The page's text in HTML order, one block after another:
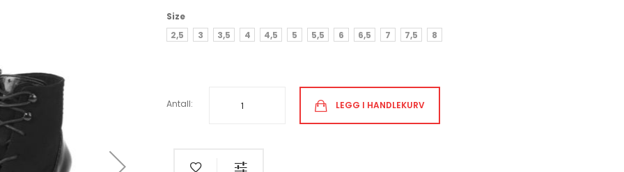
Size
2,5
3 3,5 4 4,5 5 5,5 6 6,5 7 7,5 8
Antall: LEGG I HANDLEKURV